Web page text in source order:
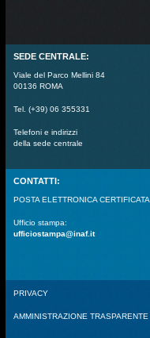
SEDE CENTRALE:
Viale del Parco Mellini 84
00136 ROMA
Tel. (+39) 06 355331
Telefoni e indirizzi
della sede centrale
CONTATTI:
POSTA ELETTRONICA CERTIFICATA
Ufficio stampa:
ufficiostampa@inaf.it
PRIVACY
AMMINISTRAZIONE TRASPARENTE